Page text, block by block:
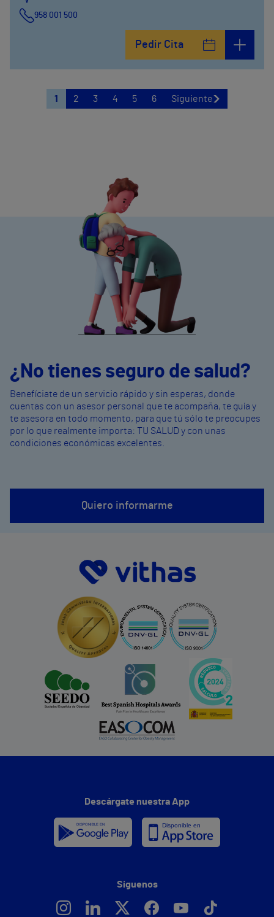
958 001 500
Pedir Cita
1 2 3 4 5 6 Siguiente
¿No tienes seguro de salud?
Benefíciate de un servicio rápido y sin esperas, donde
cuentas con un asesor personal que te acompaña, te guía y
te asesora en todo momento, para que tú sólo te preocupes
por lo que realmente importa: TU SALUD y con unas
condiciones económicas excelentes.
Quiero informarme
Descárgate nuestra App
Síguenos